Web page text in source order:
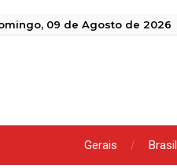
09 de Agosto de 2026
Gerais Brasil